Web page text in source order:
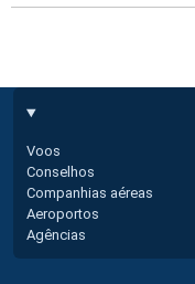
Voos
Conselhos
Companhias aéreas
Aeroportos
Agências